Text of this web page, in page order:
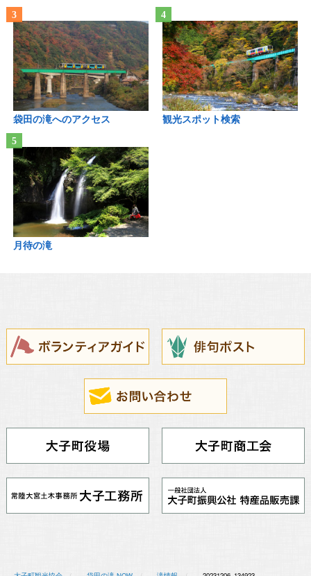
袋田の滝へのアクセス 観光スポット検索
月待の滝